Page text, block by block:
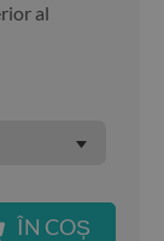
al
ÎN COȘ